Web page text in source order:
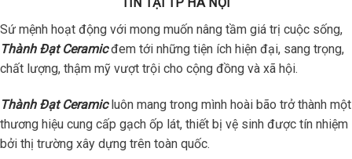
Sứ mệnh hoạt động với mong muốn nâng tầm giá trị cuộc sống,
Thành Đạt Ceramicđem tới những tiện ích hiện đại, sang trọng,
chất lượng, thậm mỹ vượt trội cho cộng đồng và xã hội.
Thành Đạt Ceramicluôn mang trong mình hoài bão trở thành một
thương hiệu cung cấp gạch ốp lát, thiết bị vệ sinh được tín nhiệm
bởi thị trường xây dựng trên toàn quốc.